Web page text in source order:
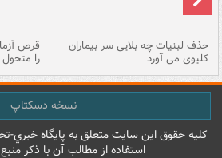
حذف لبنیات چه بلایی سر بیماران
کلیوی می آورد را
نسخه دسکتاپ
کليه حقوق اين سايت متعلق به پایگاه خبري-
استفاده از مطالب آن با ذکر